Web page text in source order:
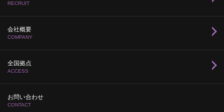
RECRUIT
会社概要
COMPANY
全国拠点
ACCESS
お問い合わせ
CONTACT